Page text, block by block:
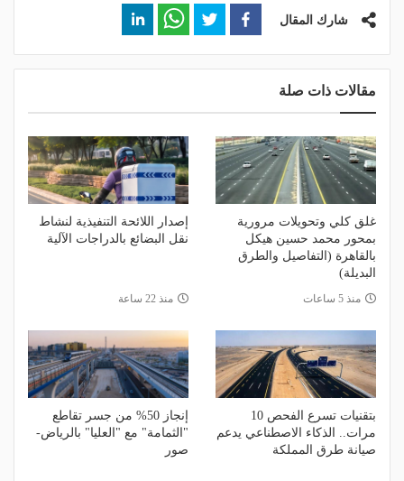
شارك المقال
مقالات ذات صلة
غلق كلي وتحويلات مرورية
بمحور محمد حسين هيكل
بالقاهرة (التفاصيل والطرق
البديلة)
منذ 5 ساعات
إصدار اللائحة التنفيذية لنشاط
نقل البضائع بالدراجات الآلية
منذ 22 ساعة
بتقنيات تسرع الفحص 10
مرات.. الذكاء الاصطناعي يدعم
صيانة طرق المملكة
إنجاز 50% من جسر تقاطع
"الثمامة" مع "العليا" بالرياض-
صور